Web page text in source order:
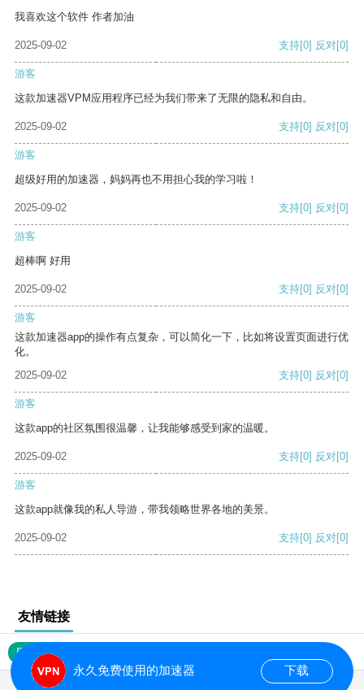
我喜欢这个软件 作者加油
2025-09-02 支持[0] 反对[0]
游客
这款加速器VPM应用程序已经为我们带来了无限的隐私和自由。
2025-09-02 支持[0] 反对[0]
游客
超级好用的加速器，妈妈再也不用担心我的学习啦！
2025-09-02 支持[0] 反对[0]
游客
超棒啊 好用
2025-09-02 支持[0] 反对[0]
游客
这款加速器app的操作有点复杂，可以简化一下，比如将设置页面进行优
化。
2025-09-02
支持[0] 反对[0]
游客
这款app的社区氛围很温馨，让我能够感受到家的温暖。
2025-09-02 支持[0] 反对[0]
游客
这款app就像我的私人导游，带我领略世界各地的美景。
2025-09-02 支持[0] 反对[0]
友情链接
网站地图
永久免费使用的加速器 下载